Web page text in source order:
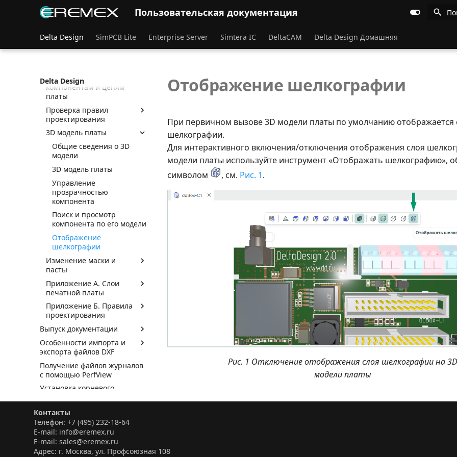
Пользовательская документация
Delta Design SimPCB Lite Enterprise Server Simtera IC DeltaCAM Delta Design Домашняя
Delta Design
режиме «TopoR»
Копирование объектов
Металлизированные
области платы
Навигация по
компонентам и цепям
платы
Проверка правил
проектирования
3D модель платы
Общие сведения о 3D
модели
3D модель платы
Управление
прозрачностью
компонента
Поиск и просмотр
компонента по его модели
Отображение
шелкографии
Изменение маски и
пасты
Приложение А. Слои
печатной платы
Приложение Б. Правила
проектирования
Выпуск документации
Особенности импорта и
экспорта файлов DXF
Получение файлов журналов
с помощью PerfView
Установка корневого
Взаимодействие с САПР
электроники
Взаимодействие с
механическими САПР
Отображение шелкографии
При первичном вызове 3D модели платы по умолчанию отображается
шелкографии.
Для интерактивного включения/отключения отображения слоя
модели платы используйте инструмент «Отображать шелкографию»,
символом
, см. Рис. 1.
Рис. 1 Отключение отображения слоя шелкографии на 3D
модели платы
Контакты
Телефон: +7 (495) 232-18-64
E-mail: info@eremex.ru
E-mail: sales@eremex.ru
Адрес: г. Москва, ул. Профсоюзная 108